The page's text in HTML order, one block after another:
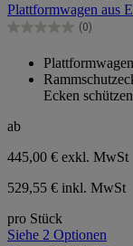
5
Sternen.
Plattformwagen aus
(0)
0.0
Sternen.
Ecken
ab
445,00 € exkl. MwSt
529,55 € inkl. MwSt
pro Stück
Siehe 2 Optionen